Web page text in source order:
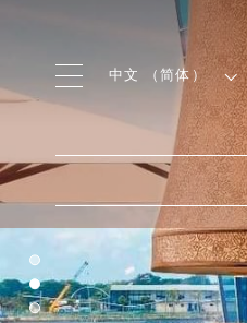
中文 （简体）